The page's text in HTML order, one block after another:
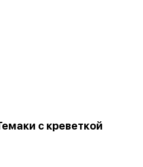
с креветкой